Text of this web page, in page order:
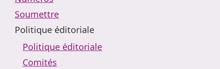
Soumettre
Politique éditoriale
Politique éditoriale
Comités